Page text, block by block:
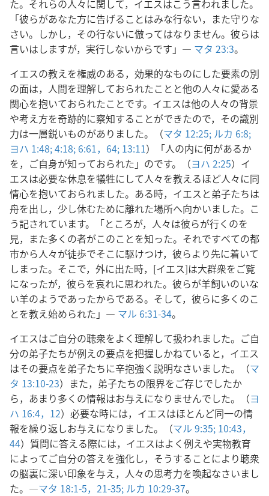
た。それらの人々に関して，イエスはこう言われました。
「彼らがあなた方に告げることはみな行ない，また守りな
さい。しかし，その行ないに倣ってはなりません。彼らは
言いはしますが，実行しないからです」― マタ 23:3。
イエスの教えを権威のある，効果的なものにした要素の別
の面は，人間を理解しておられたことと他の人々に愛ある
関心を抱いておられたことです。イエスは他の人々の背景
や考え方を奇跡的に察知することができたので，その識別
力は一層鋭いものがありました。（マタ 12:25; ルカ 6:8;
ヨハ 1:48;4:18; 6:61， 64; 13:11）「人の内に何があるか
を，ご自身が知っておられた」のです。（ヨハ 2:25）イ
エスは必要な休息を犠牲にして人々を教えるほど人々に同
情心を抱いておられました。ある時，イエスと弟子たちは
舟を出し，少し休むために離れた場所へ向かいました。こ
う記されています。「ところが，人々は彼らが行くのを
見，また多くの者がこのことを知った。それですべての都
市から人々が徒歩でそこに駆けつけ，彼らより先に着いて
しまった。そこで，外に出た時，[イエス]は大群衆をご覧
になったが，彼らを哀れに思われた。彼らが羊飼いのいな
い羊のようであったからである。そして，彼らに多くのこ
とを教え始められた」― マル 6:31-34。
イエスはご自分の聴衆をよく理解して扱われました。ご自
分の弟子たちが例えの要点を把握しかねていると，イエス
はその要点を弟子たちに辛抱強く説明なさいました。（マ
タ 13:10-23）また，弟子たちの限界をご存じでしたか
ら，あまり多くの情報はお与えになりませんでした。（ヨ
ハ 16:4， 12）必要な時には，イエスはほとんど同一の情
報を繰り返しお与えになりました。（マル 9:35; 10:43，
44）質問に答える際には，イエスはよく例えや実物教育
によってご自分の答えを強化し，そうすることにより聴衆
の脳裏に深い印象を与え，人々の思考力を喚起なさいまし
た。―マタ 18:1-5， 21-35; ルカ 10:29-37。